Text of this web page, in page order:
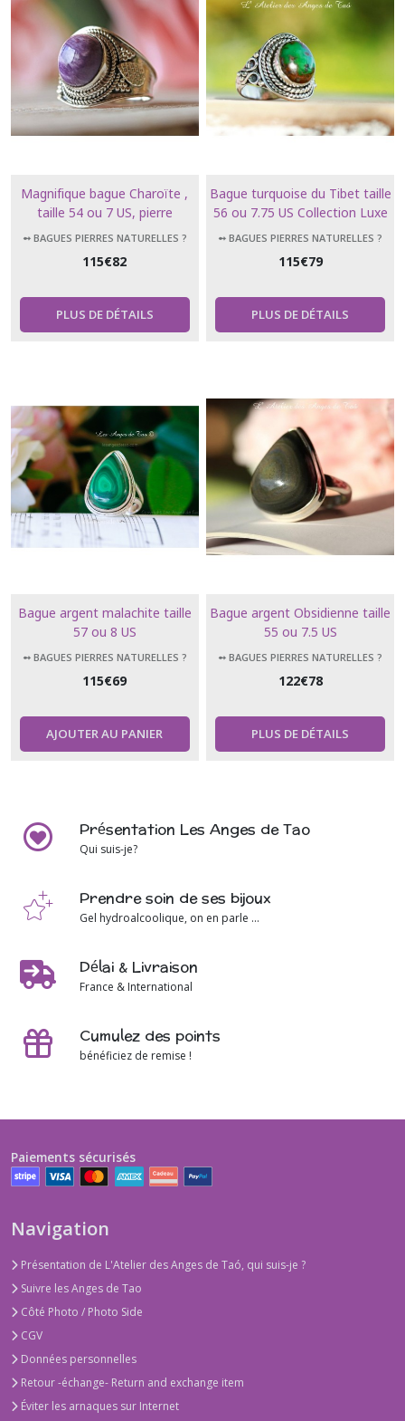
Magnifique bague Charoïte ,
taille 54 ou 7 US, pierre
d'élévation spirituelle
➻ BAGUES PIERRES NATURELLES ?
115€82
PLUS DE DÉTAILS
Bague turquoise du Tibet taille
56 ou 7.75 US Collection Luxe
➻ BAGUES PIERRES NATURELLES ?
115€79
PLUS DE DÉTAILS
Bague argent malachite taille
57 ou 8 US
➻ BAGUES PIERRES NATURELLES ?
115€69
AJOUTER AU PANIER
Bague argent Obsidienne taille
55 ou 7.5 US
➻ BAGUES PIERRES NATURELLES ?
122€78
PLUS DE DÉTAILS
Présentation Les Anges de Tao
Qui suis-je?
Prendre soin de ses bijoux
Gel hydroalcoolique, on en parle ...
Délai & Livraison
France & International
Cumulez des points
bénéficiez de remise !
Paiements sécurisés
Navigation
Présentation de L'Atelier des Anges de Taó, qui suis-je ?
Suivre les Anges de Tao
Côté Photo / Photo Side
CGV
Données personnelles
Retour -échange- Return and exchange item
Éviter les arnaques sur Internet